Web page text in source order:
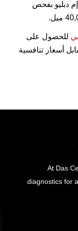
دبليو بفحص
للحصول على
أسعار تنافسية
At Das
diagnostics for